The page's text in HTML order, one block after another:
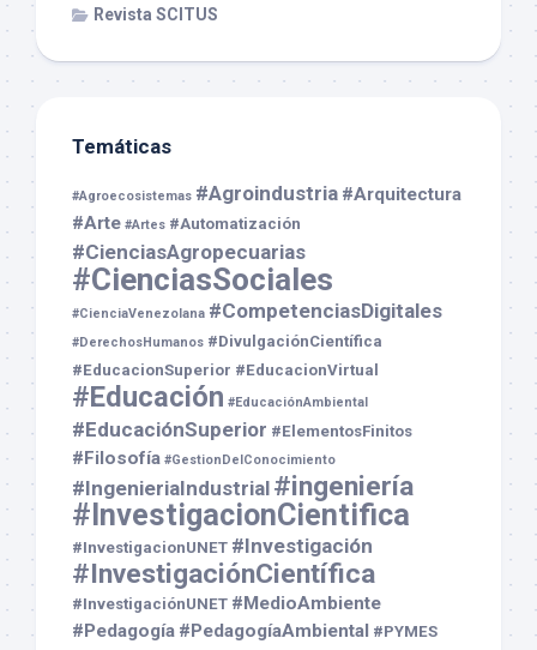
Revista SCITUS
Temáticas
#Agroecosistemas #Agroindustria #Arquitectura
#Arte #Artes #Automatización
#CienciasAgropecuarias
#CienciasSociales
#CienciaVenezolana #CompetenciasDigitales
#DerechosHumanos #DivulgaciónCientífica
#EducacionSuperior #EducacionVirtual
#Educación #EducaciónAmbiental
#EducaciónSuperior #ElementosFinitos
#Filosofía #GestionDelConocimiento
#IngenieriaIndustrial #ingeniería
#InvestigacionCientifica
#InvestigacionUNET #Investigación
#InvestigaciónCientífica
#InvestigaciónUNET #MedioAmbiente
#Pedagogía #PedagogíaAmbiental #PYMES